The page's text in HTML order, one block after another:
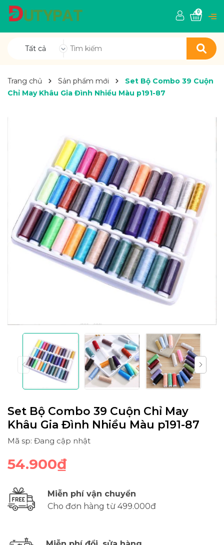
Tất cả
0
Trang chủ Sản phẩm mới
Set Bộ Combo 39 Cuộn
Chỉ May Khâu Gia Đình Nhiều Màu p191-87
Set Bộ Combo 39 Cuộn Chỉ May
Khâu Gia Đình Nhiều Màu p191-87
Mã sp: Đang cập nhật
54.900₫
Miễn phí vận chuyển
Cho đơn hàng từ 499.000đ